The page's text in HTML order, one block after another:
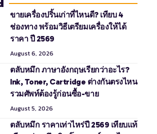
ขายเครื่องปริ้นเก่าที่ไหนดี? เทียบ 4
ช่องทาง พร้อมวิธีเตรียมเครื่องให้ได้
ราคา ปี 2569
August 6, 2026
ตลับหมึก ภาษาอังกฤษเรียกว่าอะไร?
Ink, Toner, Cartridge ต่างกันตรงไหน
รวมศัพท์ต้องรู้ก่อนซื้อ-ขาย
August 5, 2026
ตลับหมึก ราคาเท่าไหร่ปี 2569 เทียบแท้